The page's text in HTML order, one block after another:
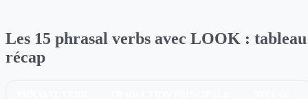
Les 15 phrasal verbs avec LOOK : tableau
récap